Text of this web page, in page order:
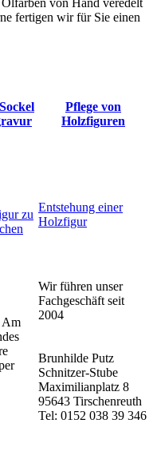
von Hand veredelt
fertigen wir für Sie einen
Pflege von
Holzfiguren
zu
Entstehung einer
Holzfigur
Am
Wir führen unser
Fachgeschäft seit
2004
Brunhilde Putz
Schnitzer-Stube
Maximilianplatz 8
95643 Tirschenreuth
Tel: 0152 038 39 346